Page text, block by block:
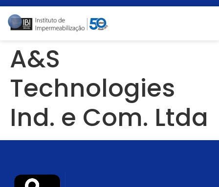
A&S
Technologies
Ind. e Com. Ltda